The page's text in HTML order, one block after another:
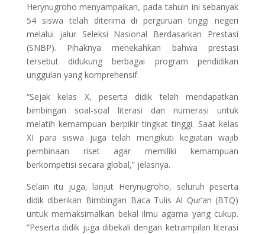
Herynugroho menyampaikan, pada tahuin ini sebanyak
54 siswa telah diterima di perguruan tinggi negeri
melalui jalur Seleksi Nasional Berdasarkan Prestasi
(SNBP). Pihaknya menekahkan bahwa prestasi
tersebut didukung berbagai program pendidikan
unggulan yang komprehensif.
“Sejak kelas X, peserta didik telah mendapatkan
bimbingan soal-soal literasi dan numerasi untuk
melatih kemampuan berpikir tingkat tinggi. Saat kelas
XI para siswa juga telah mengikuti kegiatan wajib
pembinaan riset agar memiliki kemampuan
berkompetisi secara global,” jelasnya.
Selain itu juga, lanjut Herynugroho, seluruh peserta
didik diberikan Bimbingan Baca Tulis Al Qur’an (BTQ)
untuk memaksimalkan bekal ilmu agama yang cukup.
“Peserta didik juga dibekali dengan ketrampilan literasi